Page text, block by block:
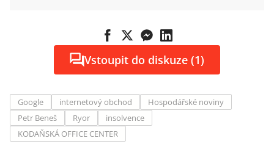
Vstoupit do diskuze (1)
Google internetový obchod
Hospodářské noviny
Petr Beneš
Ryor
insolvence
KODAŇSKÁ OFFICE CENTER